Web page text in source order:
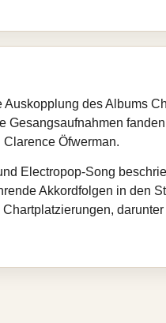
des Albums
Gesangsaufnahmen
Öfwerman.
Electropop-Song
Akkordfolgen in den